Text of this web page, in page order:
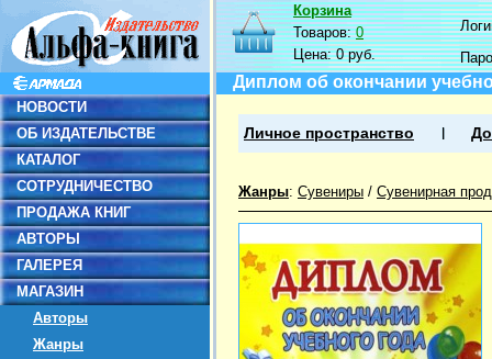
НОВОСТИ
ОБ ИЗДАТЕЛЬСТВЕ
КАТАЛОГ
СОТРУДНИЧЕСТВО
ПРОДАЖА КНИГ
АВТОРЫ
ГАЛЕРЕЯ
МАГАЗИН
Авторы
Жанры
Корзина
Товаров:0
Цена:0 руб.
Диплом об окончании
Личное пространство
Жанры: Сувениры / Сувенирная